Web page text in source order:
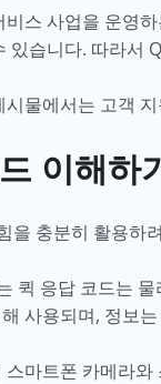
비스 사업을 운영
있습니다. 따라서
시물에서는 고객
이해하
을 충분히 활용하
퀵 응답 코드는
사용되며, 정보
스마트폰 카메라